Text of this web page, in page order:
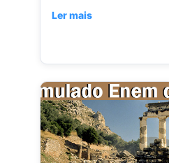
Ler mais